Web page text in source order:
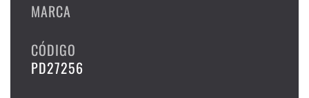
MARCA
CÓDIGO
PD27256